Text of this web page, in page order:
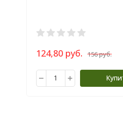
124,80 руб. 156 руб.